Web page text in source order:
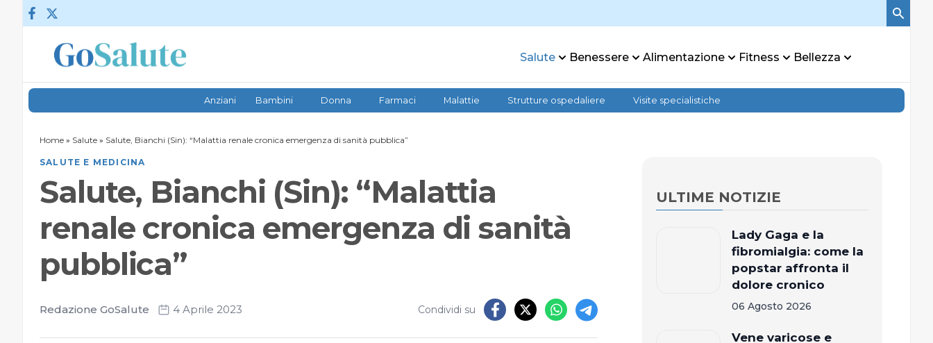
Vai al contenuto
Salute Benessere Alimentazione Fitness Bellezza
Anziani Bambini Donna Farmaci Malattie Strutture ospedaliere Visite specialistiche
Home » Salute » Salute, Bianchi (Sin): “Malattia renale cronica emergenza di sanità pubblica”
SALUTE E MEDICINA
Salute, Bianchi (Sin): “Malattia
renale cronica emergenza di sanità
pubblica”
Redazione GoSalute 4 Aprile 2023 Condividi su
ULTIME NOTIZIE
Lady Gaga e la
fibromialgia: come la
popstar affronta il
dolore cronico
06 Agosto 2026
Vene varicose e